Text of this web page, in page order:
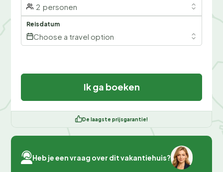
2 personen
Reisdatum
Choose a travel option
Ik ga boeken
De laagste prijsgarantie!
Heb je een vraag over dit vakantiehuis?